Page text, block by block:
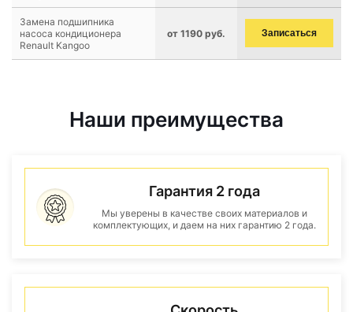
Замена подшипника
насоса кондиционера
Renault Kangoo
от 1190 руб. Записаться
Наши преимущества
Гарантия 2 года
Мы уверены в качестве своих материалов и
комплектующих, и даем на них гарантию 2 года.